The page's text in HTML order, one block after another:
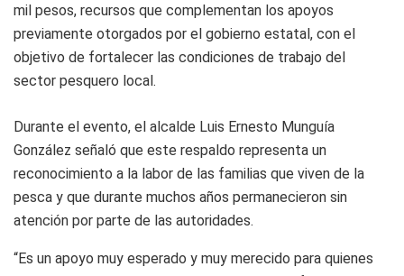
mil pesos, recursos que complementan los apoyos
previamente otorgados por el gobierno estatal, con el
objetivo de fortalecer las condiciones de trabajo del
sector pesquero local.
Durante el evento, el alcalde Luis Ernesto Munguía
González señaló que este respaldo representa un
reconocimiento a la labor de las familias que viven de la
pesca y que durante muchos años permanecieron sin
atención por parte de las autoridades.
“Es un apoyo muy esperado y muy merecido para quienes